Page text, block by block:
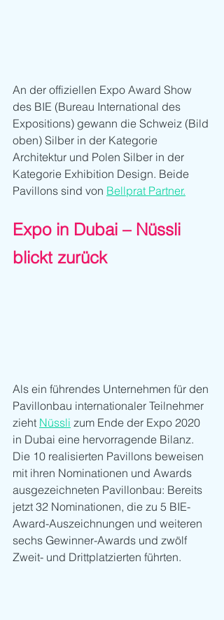
An der offiziellen Expo Award Show
des BIE (Bureau International des
Expositions) gewann die Schweiz (Bild
oben) Silber in der Kategorie
Architektur und Polen Silber in der
Kategorie Exhibition Design. Beide
Pavillons sind von Bellprat Partner.
Expo in Dubai – Nüssli
blickt zurück
Als ein führendes Unternehmen für den
Pavillonbau internationaler Teilnehmer
zieht Nüssli zum Ende der Expo 2020
in Dubai eine hervorragende Bilanz.
Die 10 realisierten Pavillons beweisen
mit ihren Nominationen und Awards
ausgezeichneten Pavillonbau: Bereits
jetzt 32 Nominationen, die zu 5 BIE-
Award-Auszeichnungen und weiteren
sechs Gewinner-Awards und zwölf
Zweit- und Drittplatzierten führten.